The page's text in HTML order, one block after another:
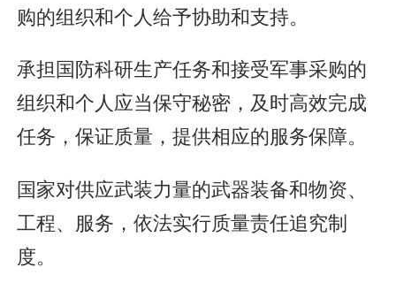
购的组织和个人给予协助和支持。
承担国防科研生产任务和接受军事采购的
组织和个人应当保守秘密，及时高效完成
任务，保证质量，提供相应的服务保障。
国家对供应武装力量的武器装备和物资、
工程、服务，依法实行质量责任追究制
度。